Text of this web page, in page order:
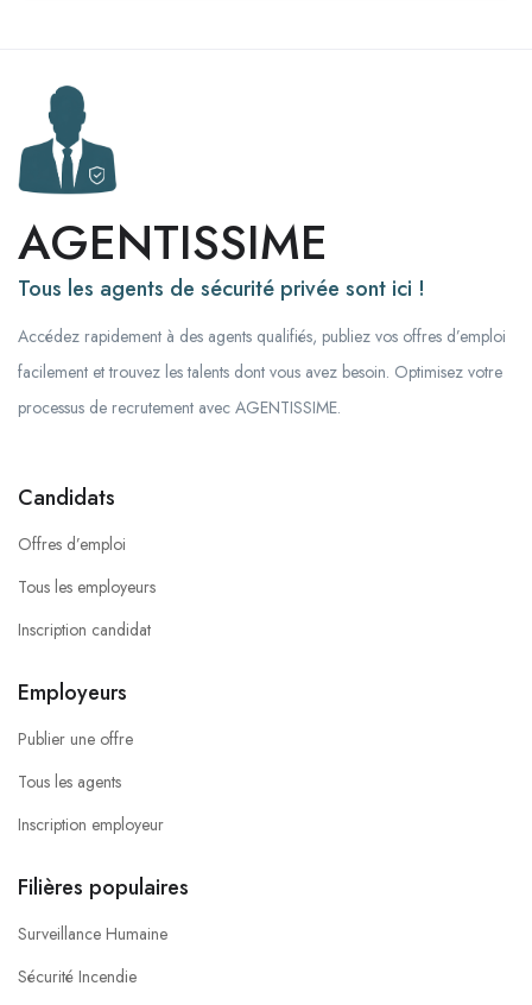
AGENTISSIME
Tous les agents de sécurité privée sont ici !
Accédez rapidement à des agents qualifiés, publiez vos offres d’emploi
facilement et trouvez les talents dont vous avez besoin. Optimisez votre
processus de recrutement avec AGENTISSIME.
Candidats
Offres d’emploi
Tous les employeurs
Inscription candidat
Employeurs
Publier une offre
Tous les agents
Inscription employeur
Filières populaires
Surveillance Humaine
Sécurité Incendie